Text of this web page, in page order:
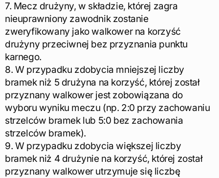
7. Mecz drużyny, w składzie, której zagra
nieuprawniony zawodnik zostanie
zweryfikowany jako walkower na korzyść
drużyny przeciwnej bez przyznania punktu
karnego.
8. W przypadku zdobycia mniejszej liczby
bramek niż 5 drużyna na korzyść, której został
przyznany walkower jest zobowiązana do
wyboru wyniku meczu (np. 2:0 przy zachowaniu
strzelców bramek lub 5:0 bez zachowania
strzelców bramek).
9. W przypadku zdobycia większej liczby
bramek niż 4 drużynie na korzyść, której został
przyznany walkower utrzymuje się liczbę